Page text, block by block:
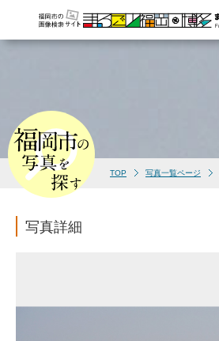
TOP 写真一覧ページ
写真詳細